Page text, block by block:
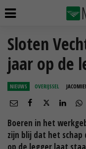
Sloten
jaar op de
NIEUWS OVERIJSSEL
Boeren in het
zijn blij dat het